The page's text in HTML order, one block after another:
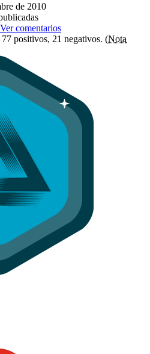
de 2010
Ver comentarios
77 positivos, 21 negativos. (Nota